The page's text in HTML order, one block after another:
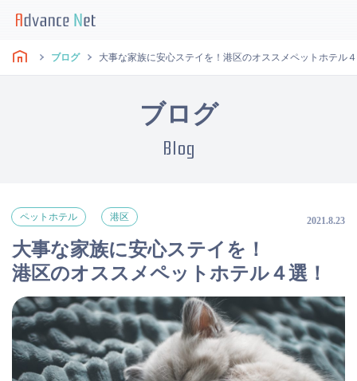
ブログ 大事な家族に安心ステイを！港区のオススメペットホテル
ブログ
Blog
ペットホテル 港区 2021.8.23
大事な家族に安心ステイを！
港区のオススメペットホテル４選！